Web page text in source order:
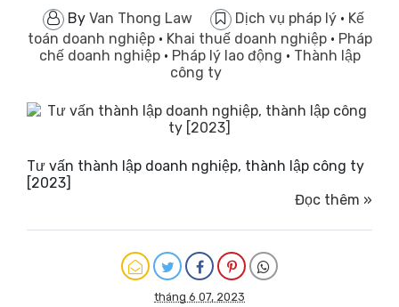
By Van Thong Law Dịch vụ pháp lý · Kế
toán doanh nghiệp · Khai thuế doanh nghiệp · Pháp
chế doanh nghiệp · Pháp lý lao động · Thành lập
công ty
Tư vấn thành lập doanh nghiệp, thành lập công ty
[2023]
Đọc thêm »
tháng 6 07, 2023